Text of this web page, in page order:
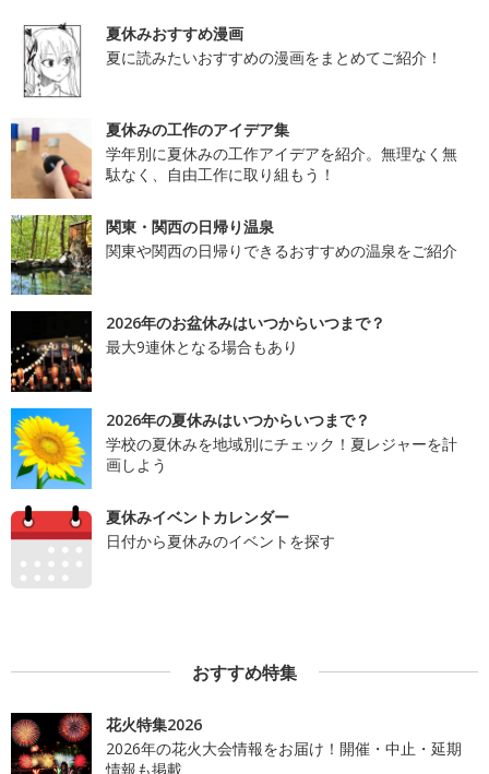
夏休みおすすめ漫画
夏に読みたいおすすめの漫画をまとめてご紹介！
夏休みの工作のアイデア集
学年別に夏休みの工作アイデアを紹介。無理なく無
駄なく、自由工作に取り組もう！
関東・関西の日帰り温泉
関東や関西の日帰りできるおすすめの温泉をご紹介
2026年のお盆休みはいつからいつまで？
最大9連休となる場合もあり
2026年の夏休みはいつからいつまで？
学校の夏休みを地域別にチェック！夏レジャーを計
画しよう
夏休みイベントカレンダー
日付から夏休みのイベントを探す
おすすめ特集
花火特集2026
2026年の花火大会情報をお届け！開催・中止・延期
情報も掲載